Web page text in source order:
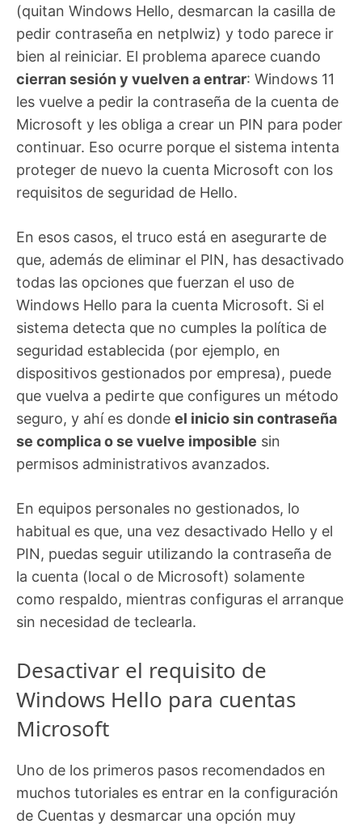
(quitan Windows Hello, desmarcan la casilla de
pedir contraseña en netplwiz) y todo parece ir
bien al reiniciar. El problema aparece cuando
cierran sesión y vuelven a entrar: Windows 11
les vuelve a pedir la contraseña de la cuenta de
Microsoft y les obliga a crear un PIN para poder
continuar. Eso ocurre porque el sistema intenta
proteger de nuevo la cuenta Microsoft con los
requisitos de seguridad de Hello.
En esos casos, el truco está en asegurarte de
que, además de eliminar el PIN, has desactivado
todas las opciones que fuerzan el uso de
Windows Hello para la cuenta Microsoft. Si el
sistema detecta que no cumples la política de
seguridad establecida (por ejemplo, en
dispositivos gestionados por empresa), puede
que vuelva a pedirte que configures un método
seguro, y ahí es donde el inicio sin contraseña
se complica o se vuelve imposible sin
permisos administrativos avanzados.
En equipos personales no gestionados, lo
habitual es que, una vez desactivado Hello y el
PIN, puedas seguir utilizando la contraseña de
la cuenta (local o de Microsoft) solamente
como respaldo, mientras configuras el arranque
sin necesidad de teclearla.
Desactivar el requisito de
Windows Hello para cuentas
Microsoft
Uno de los primeros pasos recomendados en
muchos tutoriales es entrar en la configuración
de Cuentas y desmarcar una opción muy